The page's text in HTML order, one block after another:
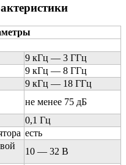
9 кГц — 3 ГГц
9 кГц — 8 ГГц
9 кГц — 18 ГГц
не менее 75 дБ
0,1 Гц
есть
10 — 32 В